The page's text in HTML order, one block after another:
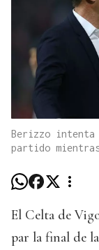
Berizzo
partido
El Celta de
par la final de